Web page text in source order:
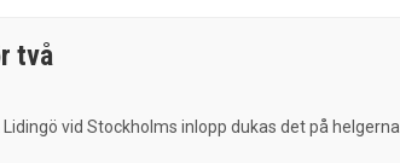
två
vid Stockholms inlopp dukas det på helgerna